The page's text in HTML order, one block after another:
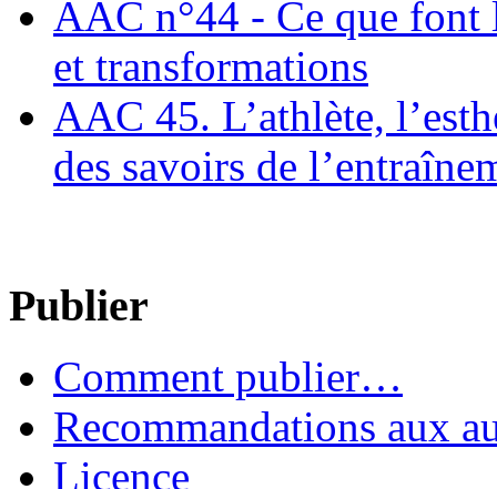
AAC n°44 - Ce que font
et transformations
AAC 45. L’athlète,
des savoirs de
Publier
Comment publier…
Recommandations aux
Licence